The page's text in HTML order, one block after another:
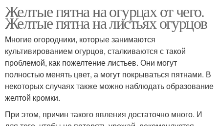
Желтые пятна на огурцах от чего.
Желтые пятна на листьях огурцов
Многие огородники, которые занимаются
культивированием огурцов, сталкиваются с такой
проблемой, как пожелтение листьев. Они могут
полностью менять цвет, а могут покрываться пятнами. В
некоторых случаях также можно наблюдать образование
желтой кромки.
При этом, причин такого явления достаточно много. И